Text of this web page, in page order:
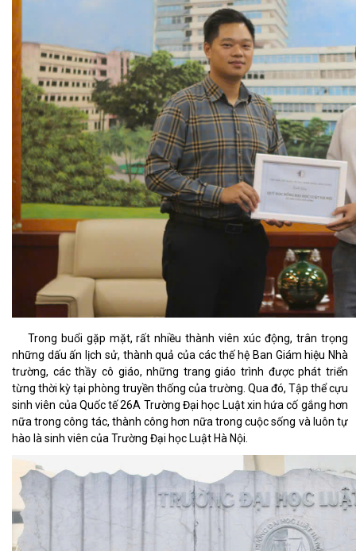
Trong buổi gặp mặt, rất nhiều thành viên xúc động, trân trọng
những dấu ấn lịch sử, thành quả của các thế hệ Ban Giám hiệu Nhà
trường, các thầy cô giáo, những trang giáo trình được phát triển
từng thời kỳ tại phòng truyền thống của trường. Qua đó, Tập thể cựu
sinh viên của Quốc tế 26A Trường Đại học Luật xin hứa cố gắng hơn
nữa trong công tác, thành công hơn nữa trong cuộc sống và luôn tự
hào là sinh viên của Trường Đại học Luật Hà Nội.